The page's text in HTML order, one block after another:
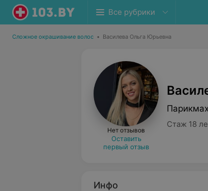
Все рубрики
Сложное окрашивание волос • Василева Ольга Юрьевна
Нет отзывов
Оставить
первый отзыв
Стаж 18
Инфо